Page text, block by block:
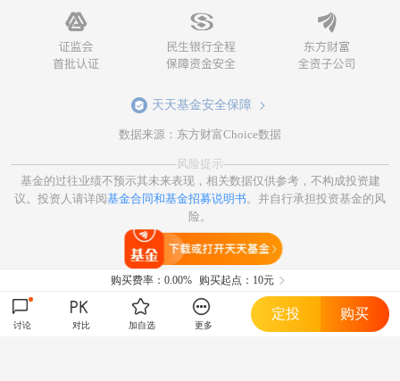
天天基金安全保障
数据来源：东方财富Choice数据
风险提示
基金的过往业绩不预示其未来表现，相关数据仅供参考，不构成投资建
议。投资人请详阅基金合同和基金招募说明书。并自行承担投资基金的风
险。
购买费率： 0.00% 购买起点：10元
讨论 对比 加自选 更多
定投 购买
打开天天基金